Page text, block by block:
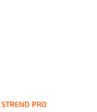
STREND PRO